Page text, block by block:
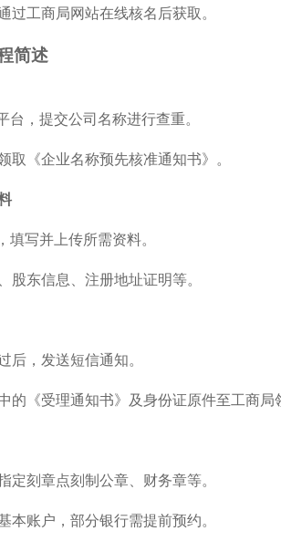
过工商局网站在线核名后获取。
简述
台，提交公司名称进行查重。
取《企业名称预先核准通知书》。
填写并上传所需资料。
股东信息、注册地址证明等。
后，发送短信通知。
的《受理通知书》及身份证原件至工商局
定刻章点刻制公章、财务章等。
本账户，部分银行需提前预约。